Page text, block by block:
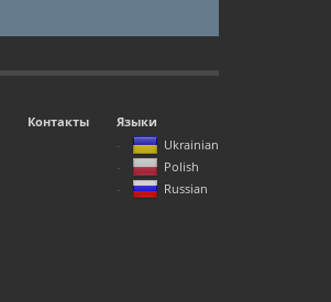
Контакты
Языки
Ukrainian
Polish
Russian